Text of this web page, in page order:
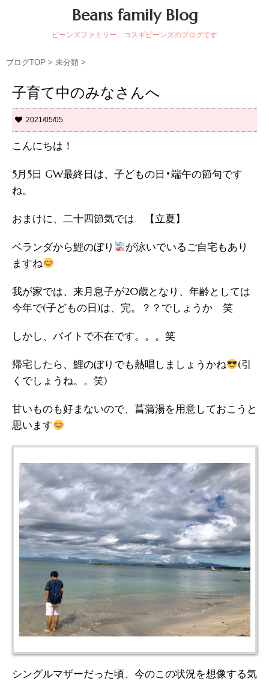
Beans family Blog
ビーンズファミリー コスギビーンズのブログです
ブログTOP > 未分類 >
子育て中のみなさんへ
2021/05/05
こんにちは！
5月5日 GW最終日は、子どもの日•端午の節句です
ね。
おまけに、二十四節気では 【立夏】
ベランダから鯉のぼり
が泳いでいるご自宅もあり
ますね
我が家では、来月息子が20歳となり、年齢としては
今年で(子どもの日)は、完。？？でしょうか 笑
しかし、バイトで不在です。。。笑
帰宅したら、鯉のぼりでも熱唱しましょうかね
(引
くでしょうね。。笑)
甘いものも好まないので、菖蒲湯を用意しておこうと
思います
シングルマザーだった頃、今のこの状況を想像する気